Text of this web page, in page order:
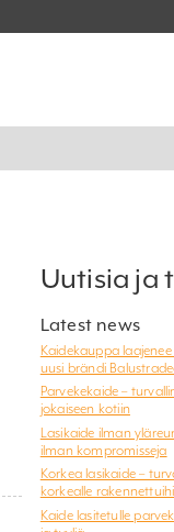
Uutisia ja
Latest news
Kaidekauppa
uusi brändi
Parvekekaide –
jokaiseen kotiin
Lasikaide ilman
ilman kompromisseja
Korkea lasikaide –
korkealle
Kaide lasitetulle